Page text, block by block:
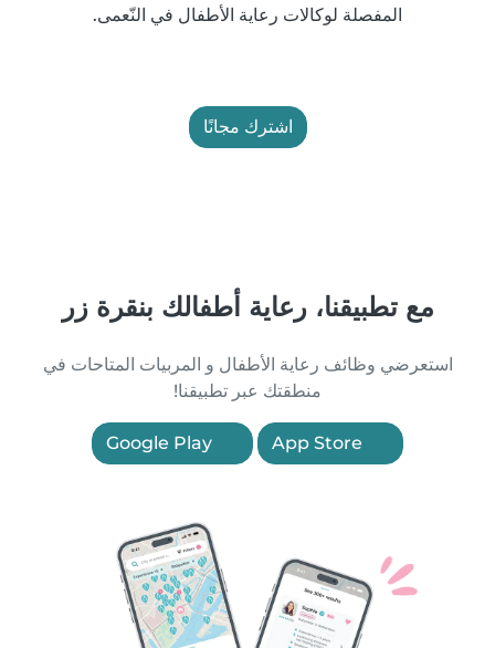
المفصلة لوكالات رعاية الأطفال في النّعمى.
اشترك مجانًا
مع تطبيقنا، رعاية أطفالك بنقرة زر
استعرضي وظائف رعاية الأطفال و المربيات المتاحات في
منطقتك عبر تطبيقنا!